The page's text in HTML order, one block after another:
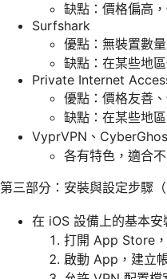
缺點：價格偏高
Surfshark
優點：無裝置數
缺點：在某些地
Private Internet
優點：價格友善
缺點：在某些地
VyprVPN、
各有特色，適合
第三部分：安裝與設定步驟（
在 iOS 設備上的基本安
打開 App Store
啟動 App，建立